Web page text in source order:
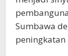
Sumbawa
peningkatan